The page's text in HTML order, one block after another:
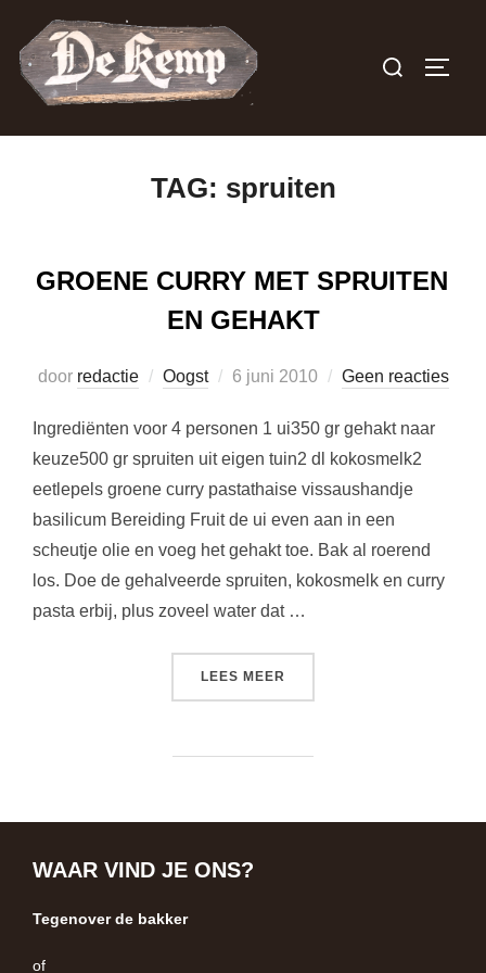
naar
inhoud
Zoek
TAG: spruiten
GROENE CURRY MET SPRUITEN
EN GEHAKT
door redactie Oogst
Geplaatst
6 juni 2010 Geen reacties
Ingrediënten voor 4 personen 1 ui350 gr gehakt naar
keuze500 gr spruiten uit eigen tuin2 dl kokosmelk2
eetlepels groene curry pastathaise vissaushandje
basilicum Bereiding Fruit de ui even aan in een
scheutje olie en voeg het gehakt toe. Bak al roerend
los. Doe de gehalveerde spruiten, kokosmelk en curry
pasta erbij, plus zoveel water dat …
LEES MEER
WAAR VIND JE ONS?
Tegenover de bakker
of